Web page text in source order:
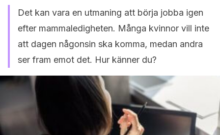
Det kan vara en utmaning att börja jobba igen
efter mammaledigheten. Många kvinnor vill inte
att dagen någonsin ska komma, medan andra
ser fram emot det. Hur känner du?